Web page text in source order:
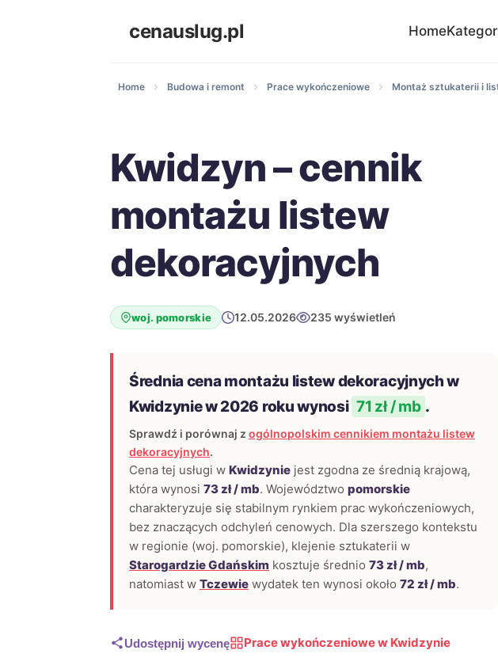
cenauslug.pl Home
Home Budowa i remont Prace wykończeniowe Montaż sztukaterii i
Kwidzyn – cennik
montażu listew
dekoracyjnych
woj. pomorskie 12.05.2026 235 wyświetleń
Średnia cena montażu listew dekoracyjnych w
Kwidzynie w 2026 roku wynosi 71 zł / mb .
Sprawdź i porównaj z ogólnopolskim cennikiem montażu listew
dekoracyjnych.
Cena tej usługi w Kwidzynie jest zgodna ze średnią krajową,
która wynosi 73 zł / mb. Województwo pomorskie
charakteryzuje się stabilnym rynkiem prac wykończeniowych,
bez znaczących odchyleń cenowych. Dla szerszego kontekstu
w regionie (woj. pomorskie), klejenie sztukaterii w
Starogardzie Gdańskim kosztuje średnio 73 zł / mb,
natomiast w Tczewie wydatek ten wynosi około 72 zł / mb.
Udostępnij wycenę Prace wykończeniowe w Kwidzynie